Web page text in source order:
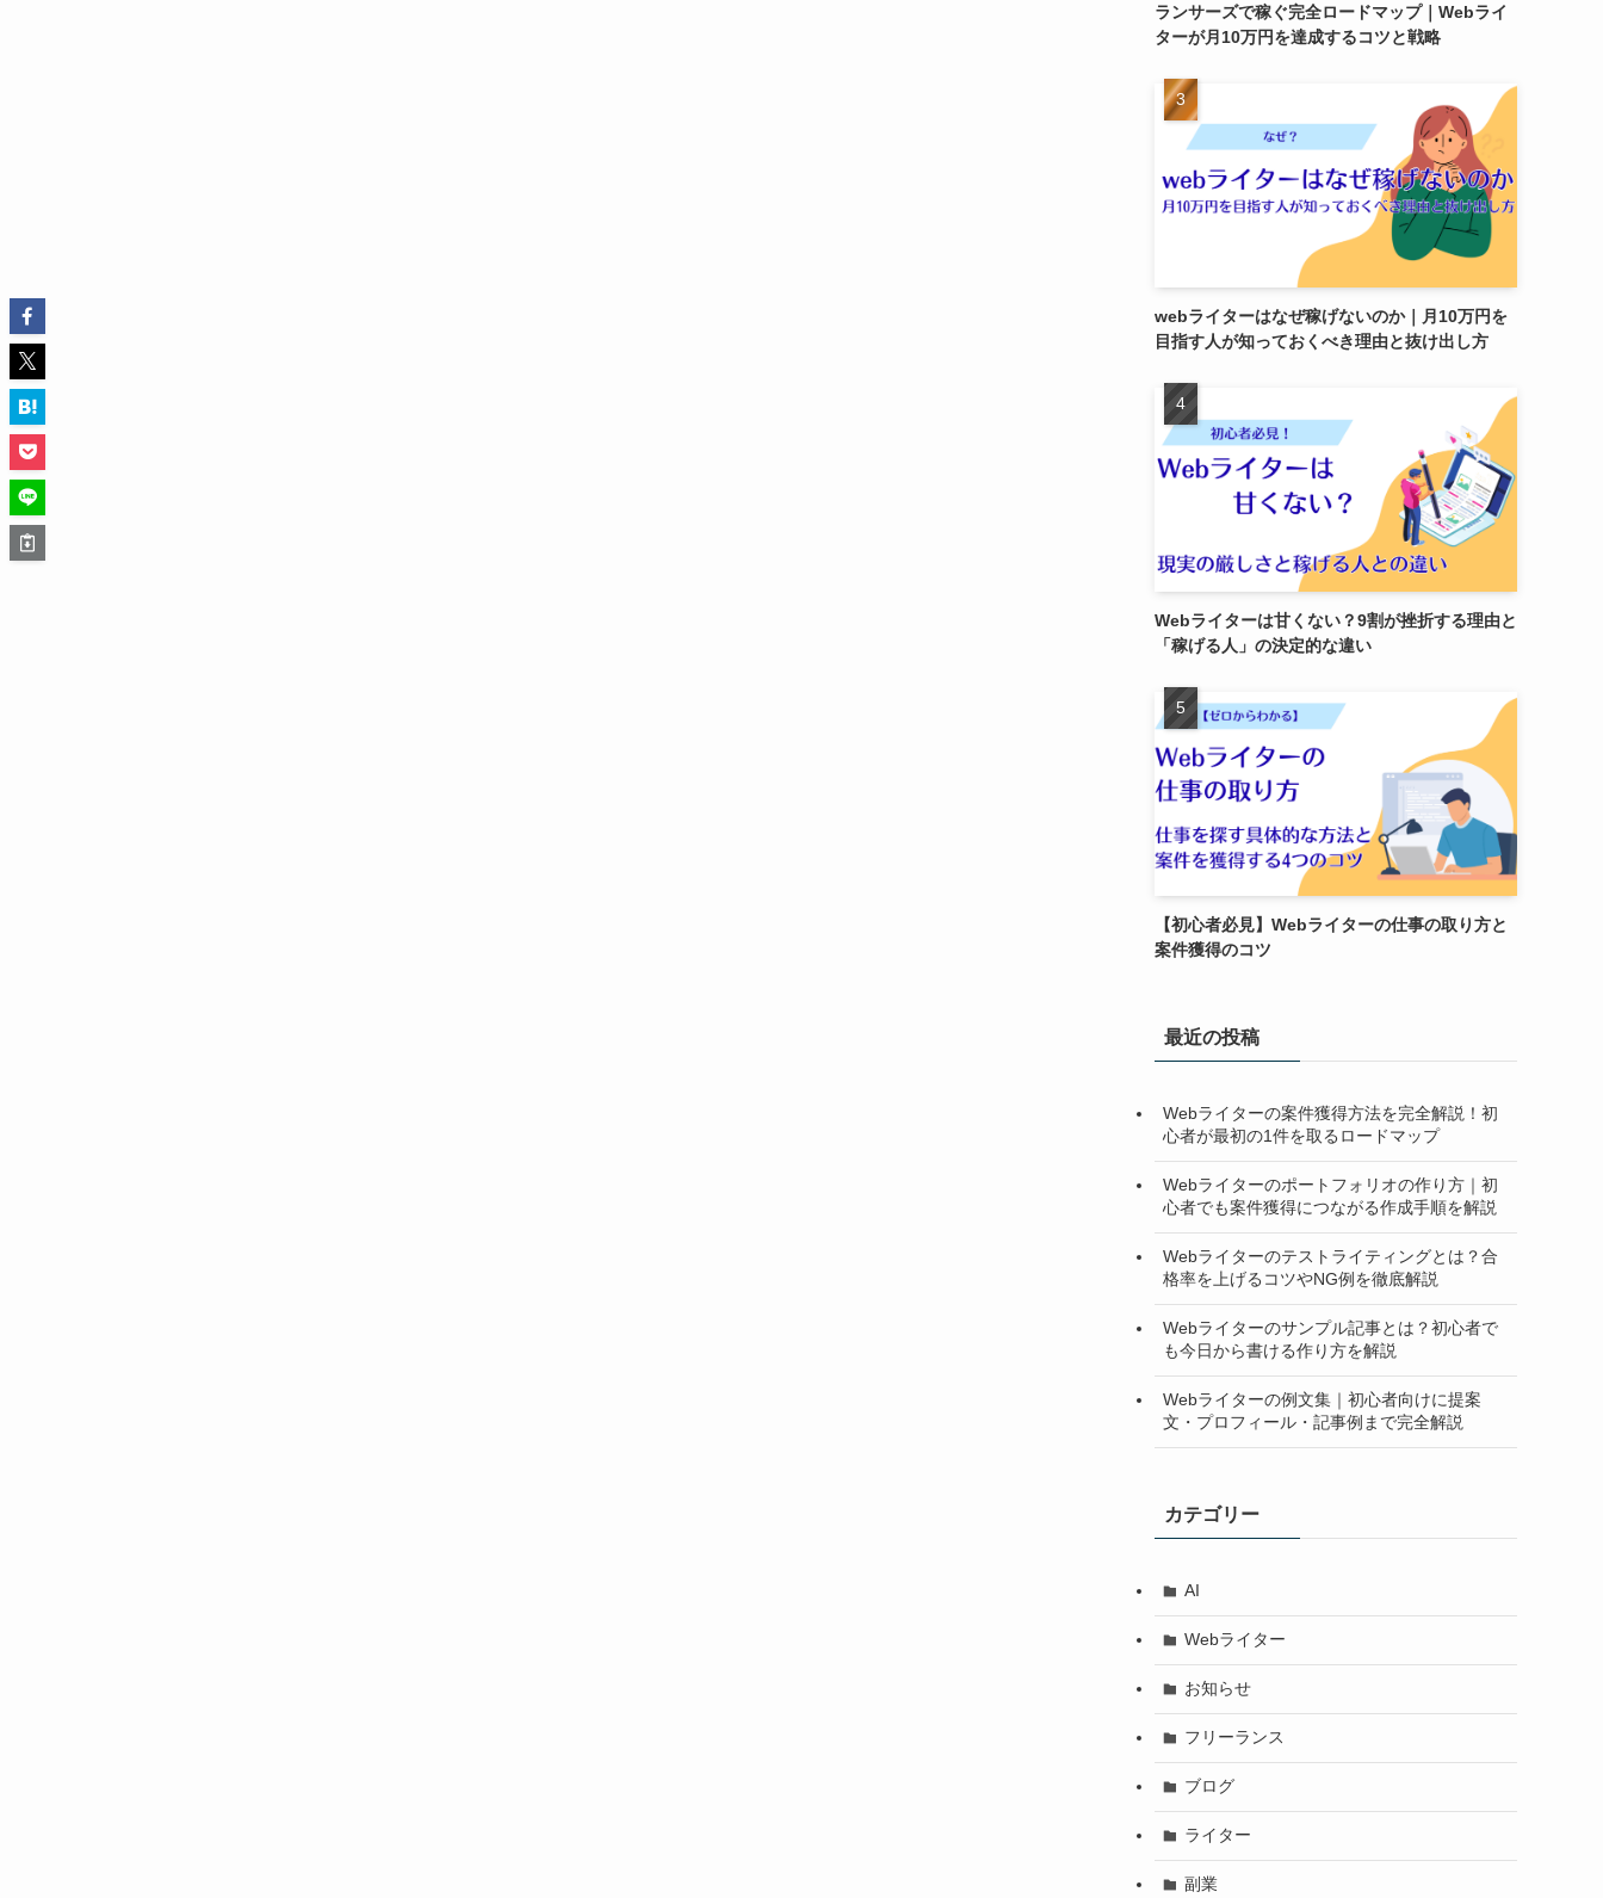
ランサーズで稼ぐ完全ロードマップ｜Webライ
ターが月10万円を達成するコツと戦略
webライターはなぜ稼げないのか｜月10万円を
目指す人が知っておくべき理由と抜け出し方
Webライターは甘くない？9割が挫折する理由と
「稼げる人」の決定的な違い
【初心者必見】Webライターの仕事の取り方と
案件獲得のコツ
最近の投稿
Webライターの案件獲得方法を完全解説！初
心者が最初の1件を取るロードマップ
Webライターのポートフォリオの作り方｜初
心者でも案件獲得につながる作成手順を解説
Webライターのテストライティングとは？合
格率を上げるコツやNG例を徹底解説
Webライターのサンプル記事とは？初心者で
も今日から書ける作り方を解説
Webライターの例文集｜初心者向けに提案
文・プロフィール・記事例まで完全解説
カテゴリー
AI
Webライター
お知らせ
フリーランス
ブログ
ライター
副業